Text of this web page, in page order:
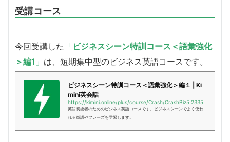
受講コース
今回受講した 「 ビジネスシーン特訓コース＜語彙強化
＞編1 」 は、短期集中型のビジネス英語コースです。
ビジネスシーン特訓コース＜語彙強化＞編１ | Ki
mini英会話
https://kimini.online/plus/course/Crash/CrashBiz5:2335
英語初級者のためのビジネス英語コースです。ビジネスシーンでよく使わ
れる単語やフレーズを学習します。